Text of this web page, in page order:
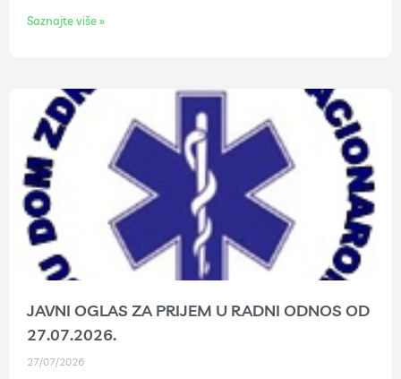
Saznajte više »
JAVNI OGLAS ZA PRIJEM U RADNI ODNOS OD
27.07.2026.
27/07/2026